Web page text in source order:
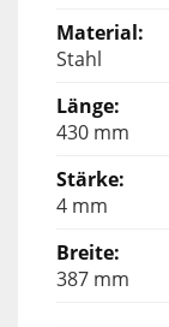
Stahl
430 mm
4 mm
387 mm